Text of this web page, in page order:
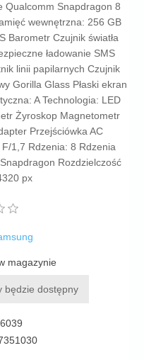
Qualcomm Snapdragon 8
wewnętrzna: 256 GB
Barometr Czujnik światła
ładowanie SMS
linii papilarnych Czujnik
Gorilla Glass Płaski ekran
A Technologia: LED
Żyroskop Magnetometr
Przejściówka AC
1,7 Rdzenia: 8 Rdzenia
Rozdzielczość
px
magazynie
będzie dostępny